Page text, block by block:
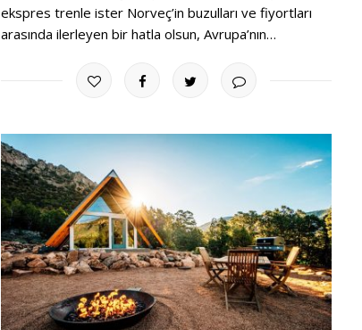
ekspres trenle ister Norveç’in buzulları ve fiyortları
arasında ilerleyen bir hatla olsun, Avrupa’nın…